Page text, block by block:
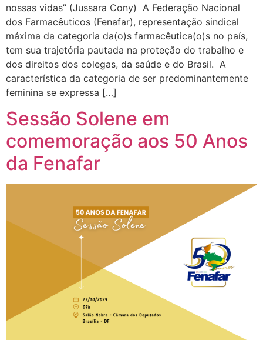
nossas vidas” (Jussara Cony) A Federação Nacional
dos Farmacêuticos (Fenafar), representação sindical
máxima da categoria da(o)s farmacêutica(o)s no país,
tem sua trajetória pautada na proteção do trabalho e
dos direitos dos colegas, da saúde e do Brasil. A
característica da categoria de ser predominantemente
feminina se expressa […]
Sessão Solene em
comemoração aos 50 Anos
da Fenafar